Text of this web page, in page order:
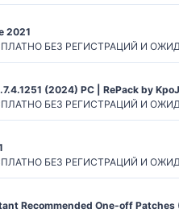
2021
БЕЗ РЕГИСТРАЦИЙ И
(2024) PC | RePack by
БЕЗ РЕГИСТРАЦИЙ И
БЕЗ РЕГИСТРАЦИЙ И
Recommended One-off Patches